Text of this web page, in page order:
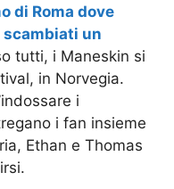
di Roma dove
scambiati un
tutti, i Maneskin si
in Norvegia.
i
i fan insieme
Ethan e Thomas